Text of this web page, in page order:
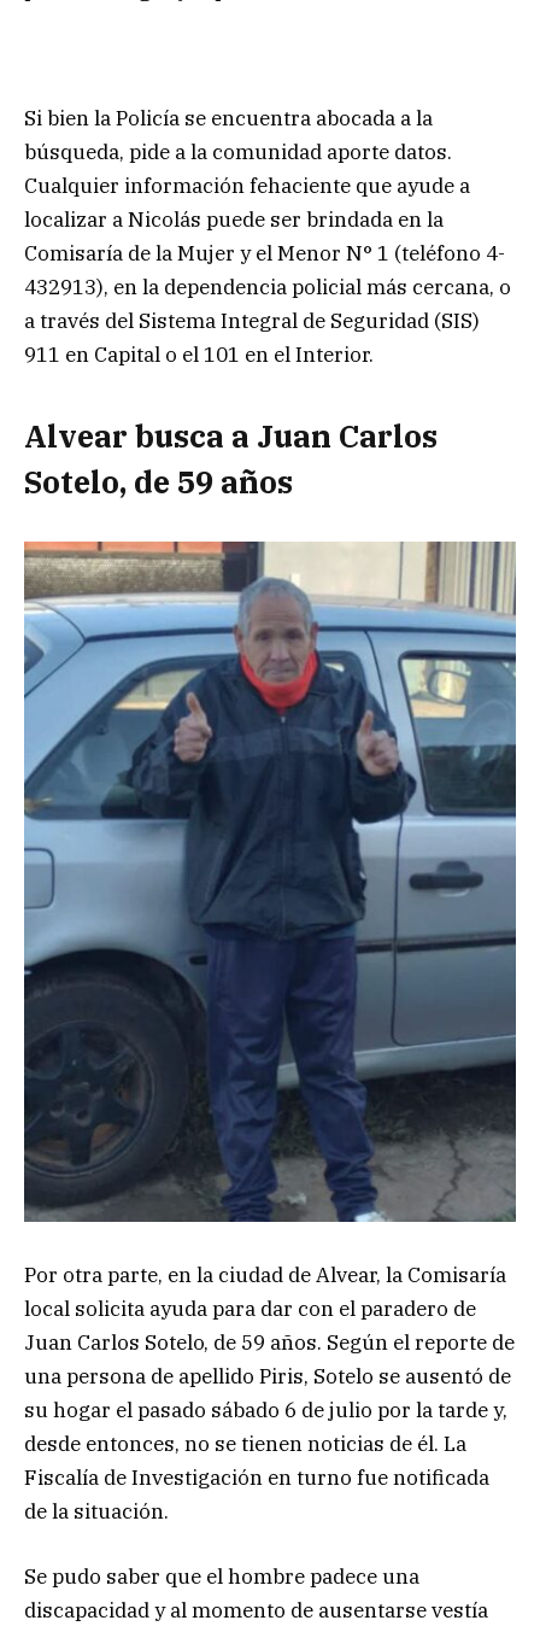
Si bien la Policía se encuentra abocada a la
búsqueda, pide a la comunidad aporte datos.
Cualquier información fehaciente que ayude a
localizar a Nicolás puede ser brindada en la
Comisaría de la Mujer y el Menor N° 1 (teléfono 4-
432913), en la dependencia policial más cercana, o
a través del Sistema Integral de Seguridad (SIS)
911 en Capital o el 101 en el Interior.
Alvear busca a Juan Carlos
Sotelo, de 59 años
Por otra parte, en la ciudad de Alvear, la Comisaría
local solicita ayuda para dar con el paradero de
Juan Carlos Sotelo, de 59 años. Según el reporte de
una persona de apellido Piris, Sotelo se ausentó de
su hogar el pasado sábado 6 de julio por la tarde y,
desde entonces, no se tienen noticias de él. La
Fiscalía de Investigación en turno fue notificada
de la situación.
Se pudo saber que el hombre padece una
discapacidad y al momento de ausentarse vestía